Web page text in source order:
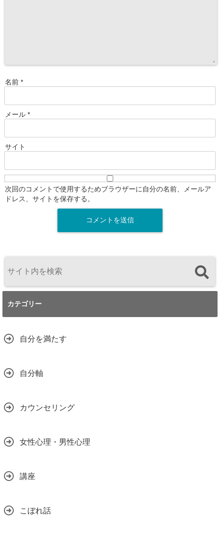
名前 *
メール *
サイト
次回のコメントで使用するためブラウザーに自分の名前、メールア
ドレス、サイトを保存する。
カテゴリー
自分を満たす
自分軸
カウンセリング
女性心理・男性心理
講座
こぼれ話